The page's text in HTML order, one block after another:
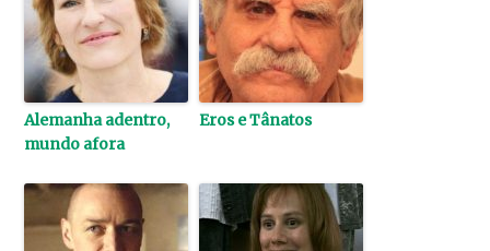
Alemanha adentro,
mundo afora
Eros e Tânatos